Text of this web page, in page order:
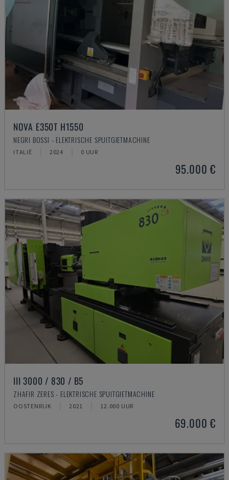
NOVA E350T H1550
NEGRI BOSSI - ELEKTRISCHE SPUITGIETMACHINE
ITALIË 2024 0 UUR
95.000 €
III 3000 / 830 / B5
ZHAFIR ZERES - ELEKTRISCHE SPUITGIETMACHINE
OOSTENRIJK 2021 12.000 UUR
69.000 €